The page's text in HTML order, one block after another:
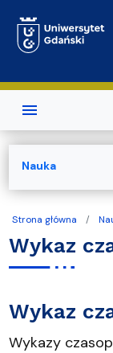
Strona główna
Wykaz
Wykaz
Wykazy
Nauka